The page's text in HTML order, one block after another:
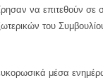
να επιτεθούν σε
του
μέσα